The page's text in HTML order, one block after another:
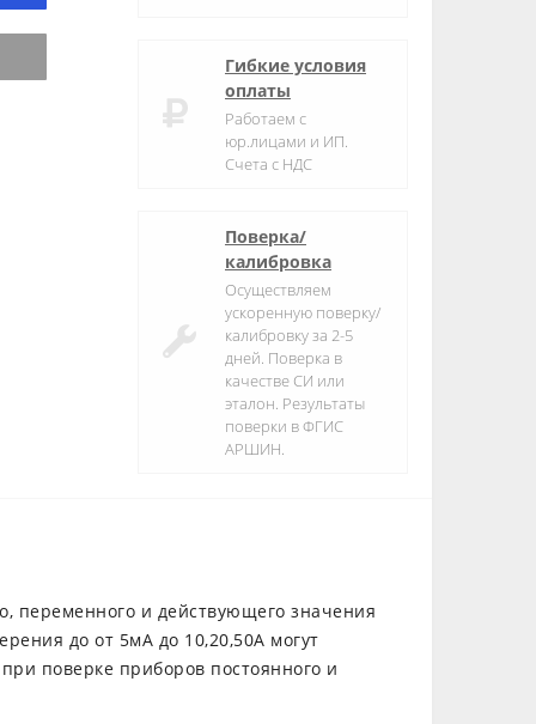
Гибкие условия
оплаты
Работаем с
юр.лицами и ИП.
Счета с НДС
Поверка/
калибровка
Осуществляем
ускоренную поверку/
калибровку за 2-5
дней. Поверка в
качестве СИ или
эталон. Результаты
поверки в ФГИС
АРШИН.
переменного и действующего значения
до от 5мА до 10,20,50А могут
поверке приборов постоянного и